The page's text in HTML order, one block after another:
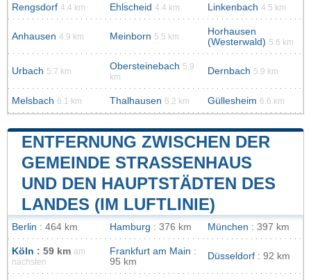
Rengsdorf 4.4 km Ehlscheid 4.4 km Linkenbach 4.5 km
Anhausen 4.9 km Meinborn 5.5 km
Horhausen
(Westerwald) 5.6 km
Urbach 5.7 km Obersteinebach 5.9
km
Dernbach 5.9 km
Melsbach 6.1 km Thalhausen 6.2 km Güllesheim 6.6 km
ENTFERNUNG ZWISCHEN DER
GEMEINDE STRASSENHAUS U
ND DEN HAUPTSTÄDTEN DES L
ANDES (IM LUFTLINIE)
Berlin : 464 km Hamburg : 376 km München : 397 km
Köln : 59 km am
nächsten
Frankfurt am Main :
95 km
Düsseldorf : 92 km